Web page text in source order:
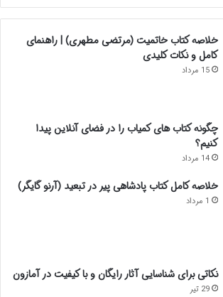
خلاصه کتاب خاتمیت (مرتضی مطهری) | راهنمای
کامل و نکات کلیدی
15 مرداد
چگونه کتاب های کمیاب را در فضای آنلاین پیدا
کنیم؟
14 مرداد
خلاصه کامل کتاب پادشاهی پیر در تبعید (آرنو گایگر)
1 مرداد
نکاتی برای شناسایی آثار رایگان و با کیفیت در آمازون
29 تیر